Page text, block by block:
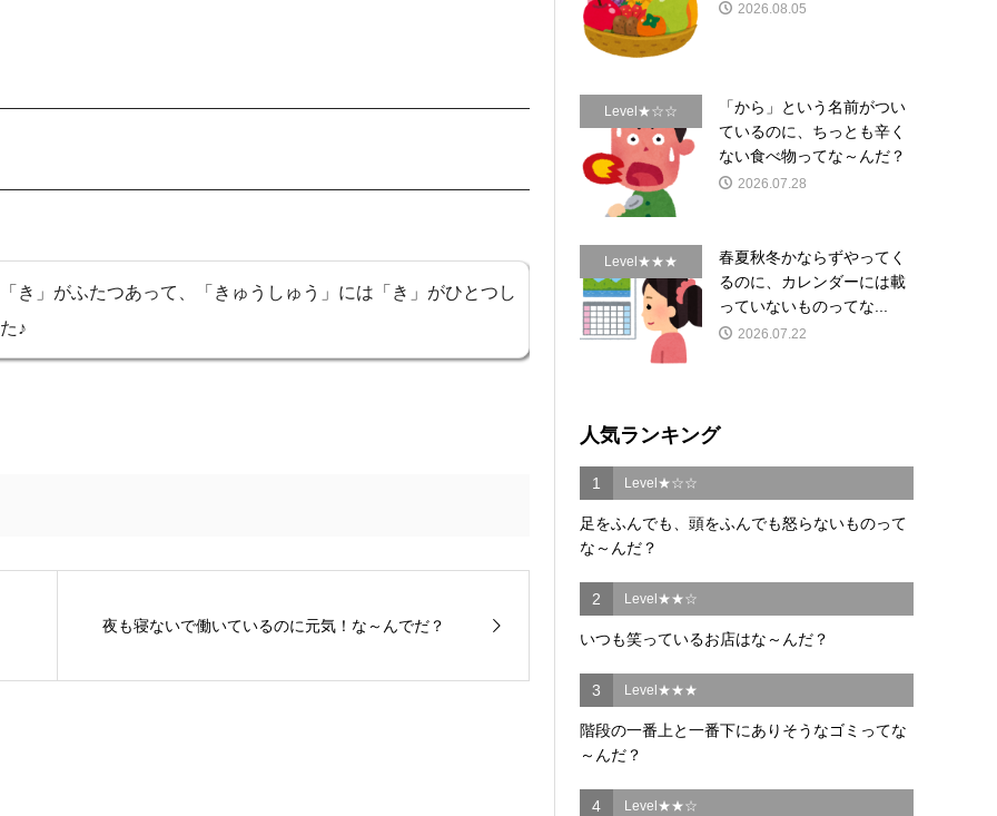
き」がふたつあって、「きゅうしゅう」には「き」がひとつし
♪
夜も寝ないで働いているのに元気！な～んでだ？
2026.08.05
Level★☆☆
「から」という名前がつい
ているのに、ちっとも辛く
ない食べ物ってな～んだ？
2026.07.28
Level★★★
春夏秋冬かならずやってく
るのに、カレンダーには載
っていないものってな...
2026.07.22
人気ランキング
1 Level★☆☆
足をふんでも、頭をふんでも怒らないものって
な～んだ？
2 Level★★☆
いつも笑っているお店はな～んだ？
3 Level★★★
階段の一番上と一番下にありそうなゴミってな
～んだ？
4 Level★★☆